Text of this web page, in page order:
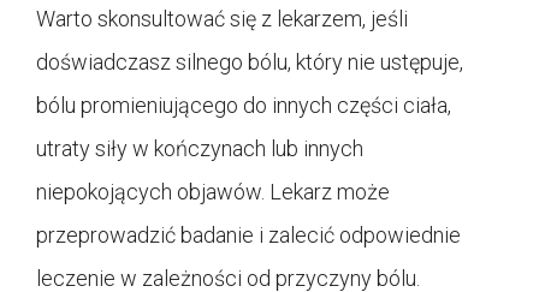
Warto skonsultować się z lekarzem, jeśli
doświadczasz silnego bólu, który nie ustępuje,
bólu promieniującego do innych części ciała,
utraty siły w kończynach lub innych
niepokojących objawów. Lekarz może
przeprowadzić badanie i zalecić odpowiednie
leczenie w zależności od przyczyny bólu.